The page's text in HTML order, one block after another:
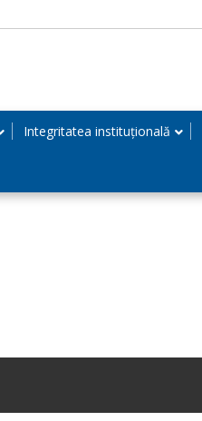
Integritatea instituțională